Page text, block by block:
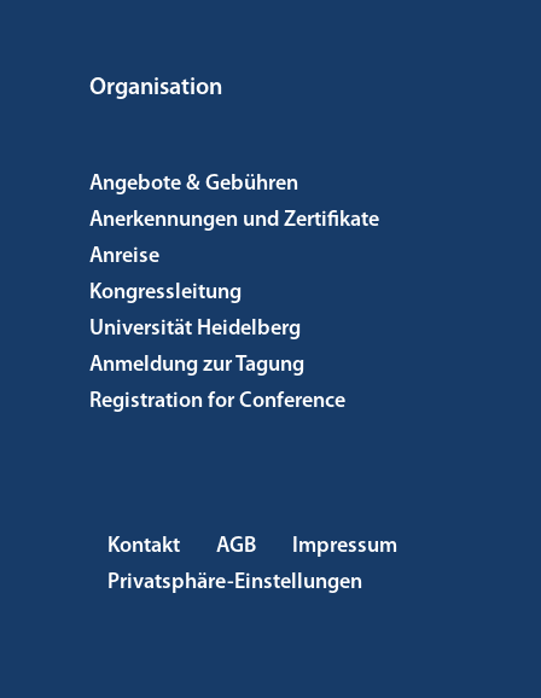
Organisation
Angebote & Gebühren
Anerkennungen und Zertifikate
Anreise
Kongressleitung
Universität Heidelberg
Anmeldung zur Tagung
Registration for Conference
Kontakt AGB
Impressum
Privatsphäre-Einstellungen